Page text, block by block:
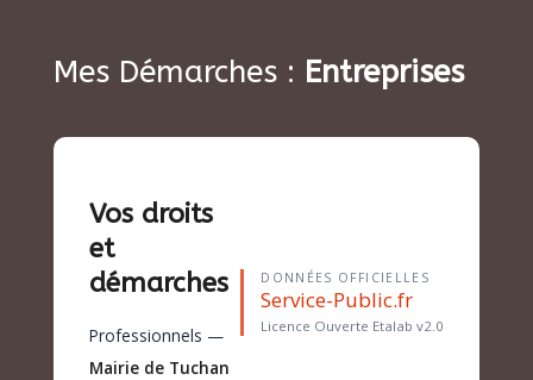
Mes Démarches : Entreprises
Vos droits
et
démarches
Professionnels —
Mairie de Tuchan
DONNÉES OFFICIELLES
Service-Public.fr
Licence Ouverte Etalab v2.0